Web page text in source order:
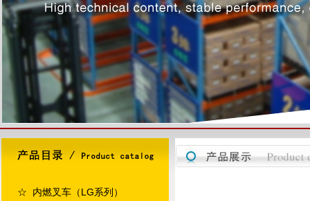
☆ 内燃叉车（LG系列）